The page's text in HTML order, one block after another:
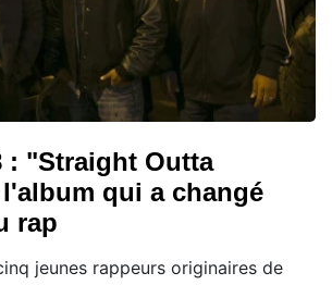
: "Straight Outta
qui a changé
rap
jeunes rappeurs originaires de